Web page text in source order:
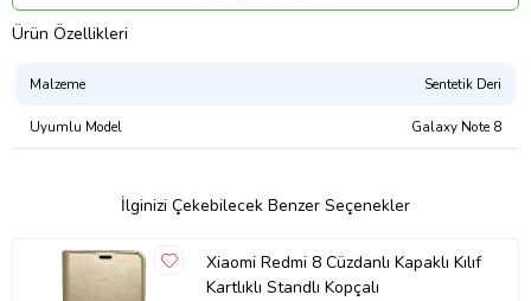
Ürün Kodu:
Ürün Özellikleri
Malzeme Sentetik Deri
Uyumlu Model Galaxy Note 8
İlginizi Çekebilecek Benzer Seçenekler
Xiaomi Redmi 8 Cüzdanlı Kapaklı Kılıf
Kartlıklı Standlı Kopçalı